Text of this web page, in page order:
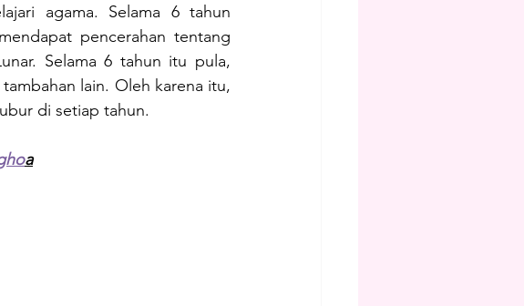
agama. Selama 6 tahun
pencerahan tentang
Selama 6 tahun itu pula,
lain. Oleh karena itu,
di setiap tahun.
a